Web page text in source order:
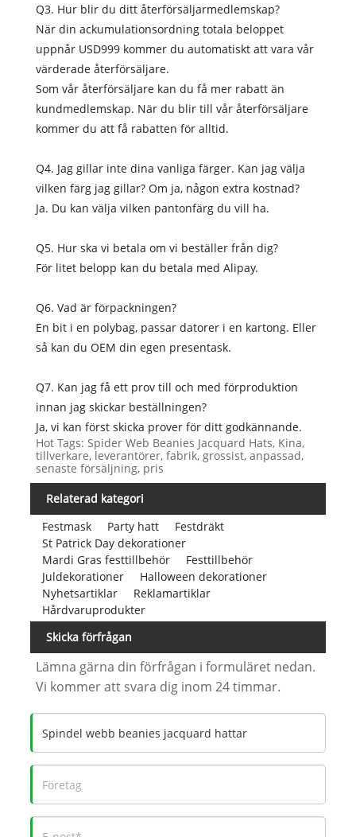
Q3. Hur blir du ditt återförsäljarmedlemskap?
När din ackumulationsordning totala beloppet
uppnår USD999 kommer du automatiskt att vara vår
värderade återförsäljare.
Som vår återförsäljare kan du få mer rabatt än
kundmedlemskap. När du blir till vår återförsäljare
kommer du att få rabatten för alltid.
Q4. Jag gillar inte dina vanliga färger. Kan jag välja
vilken färg jag gillar? Om ja, någon extra kostnad?
Ja. Du kan välja vilken pantonfärg du vill ha.
Q5. Hur ska vi betala om vi beställer från dig?
För litet belopp kan du betala med Alipay.
Q6. Vad är förpackningen?
En bit i en polybag, passar datorer i en kartong. Eller
så kan du OEM din egen presentask.
Q7. Kan jag få ett prov till och med förproduktion
innan jag skickar beställningen?
Ja, vi kan först skicka prover för ditt godkännande.
Hot Tags: Spider Web Beanies Jacquard Hats, Kina,
tillverkare, leverantörer, fabrik, grossist, anpassad,
senaste försäljning, pris
Relaterad kategori
Festmask
Party hatt
Festdräkt
St Patrick Day dekorationer
Mardi Gras festtillbehör
Festtillbehör
Juldekorationer
Halloween dekorationer
Nyhetsartiklar
Reklamartiklar
Hårdvaruprodukter
Skicka förfrågan
Lämna gärna din förfrågan i formuläret nedan.
Vi kommer att svara dig inom 24 timmar.